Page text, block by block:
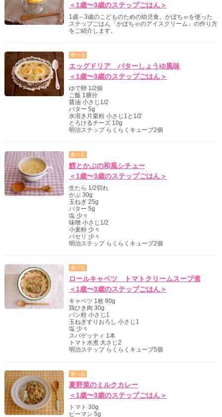
＜1歳〜3歳のステップごはん＞
1歳～3歳のこどものための幼児食。かぼちゃを使った
ステップごはん「かぼちゃのアイスクリーム」の作り方
をご紹介します。
食べる
エッグドリア バターしょうゆ風味
＜1歳〜3歳のステップごはん＞
ゆで卵 1/2個
ご飯 1膳分
醤油 小さじ1/2
バター 5g
水溶き片栗粉 小さじ1と1/2
とろけるチーズ 10g
明治ステップ らくらくキューブ2個
食べる
鱈とかぶの和風シチュー
＜1歳〜3歳のステップごはん＞
生たら 1/2切れ
かぶ 30g
玉ねぎ 25g
バター 5g
塩 少々
味噌 小さじ1/2
小麦粉 少々
パセリ 少々
明治ステップ らくらくキューブ2個
食べる
ロールキャベツ トマトクリームスープ煮
＜1歳〜3歳のステップごはん＞
キャベツ 1枚 80g
鶏ひき肉 30g
パン粉 小さじ1
玉ねぎすりおろし 小さじ1
塩 少々
スパゲッティ 1本
トマト水煮 大さじ2
明治ステップ らくらくキューブ5個
食べる
夏野菜のミルクカレー
＜1歳〜3歳のステップごはん＞
トマト 30g
ピーマン 5g